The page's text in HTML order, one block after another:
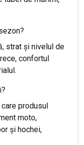
strat și nivelul de
confortul
produsul
moto,
și hochei,